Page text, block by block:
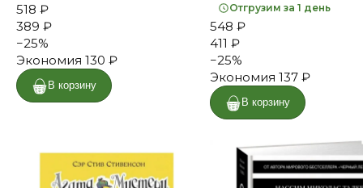
518 ₽
389 ₽
−25%
Экономия 130 ₽
В корзину
Отгрузим за 1 день
548 ₽
411 ₽
−25%
Экономия 137 ₽
В корзину